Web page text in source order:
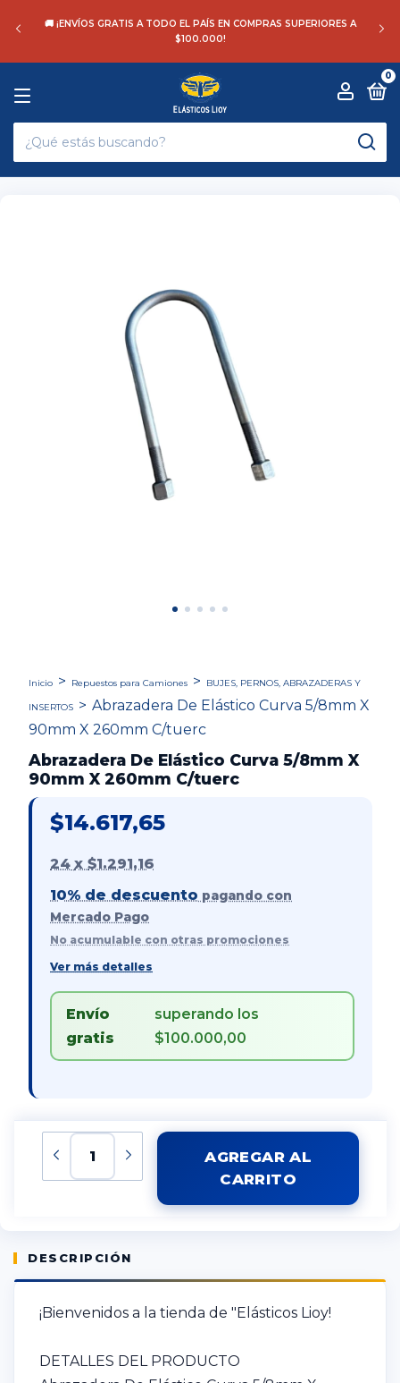
🚚 ¡ENVÍOS GRATIS A TODO EL PAÍS EN COMPRAS SUPERIORES A
$100.000!
0
Inicio > Repuestos para Camiones > BUJES, PERNOS, ABRAZADERAS Y
INSERTOS > Abrazadera De Elástico Curva 5/8mm X
90mm X 260mm C/tuerc
Abrazadera De Elástico Curva 5/8mm X
90mm X 260mm C/tuerc
$14.617,65
24 x $1.291,16
10% de descuento pagando con
Mercado Pago
No acumulable con otras promociones
Ver más detalles
Envío
gratis
superando los
$100.000,00
DESCRIPCIÓN
¡Bienvenidos a la tienda de "Elásticos Lioy!
DETALLES DEL PRODUCTO